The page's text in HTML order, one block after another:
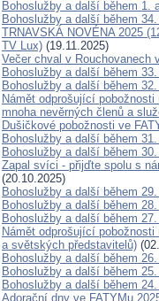
Bohoslužby a další během 1.
Bohoslužby a další během
TRNAVSKÁ NOVÉNA 2025
TV Lux) (19.11.2025)
Večer chval v Rouchovanech
Bohoslužby a další během
Bohoslužby a další během
Námět odprošující
mnoha nevěrných členů a
Dušičkové pobožnosti ve
Bohoslužby a další během
Bohoslužby a další během
Zapal svíci - přijďte spolu s
(20.10.2025)
Bohoslužby a další během
Bohoslužby a další během
Bohoslužby a další během
Námět odprošující
a světských představitelů)
Bohoslužby a další během
Bohoslužby a další během
Bohoslužby a další během
Adorační dny ve FATYMu